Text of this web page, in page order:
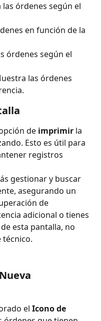
las órdenes según el
en función de la
órdenes según el
las órdenes
de imprimir la
Esto es útil para
registros
gestionar y buscar
asegurando un
de
adicional o tienes
esta pantalla, no
el Icono de